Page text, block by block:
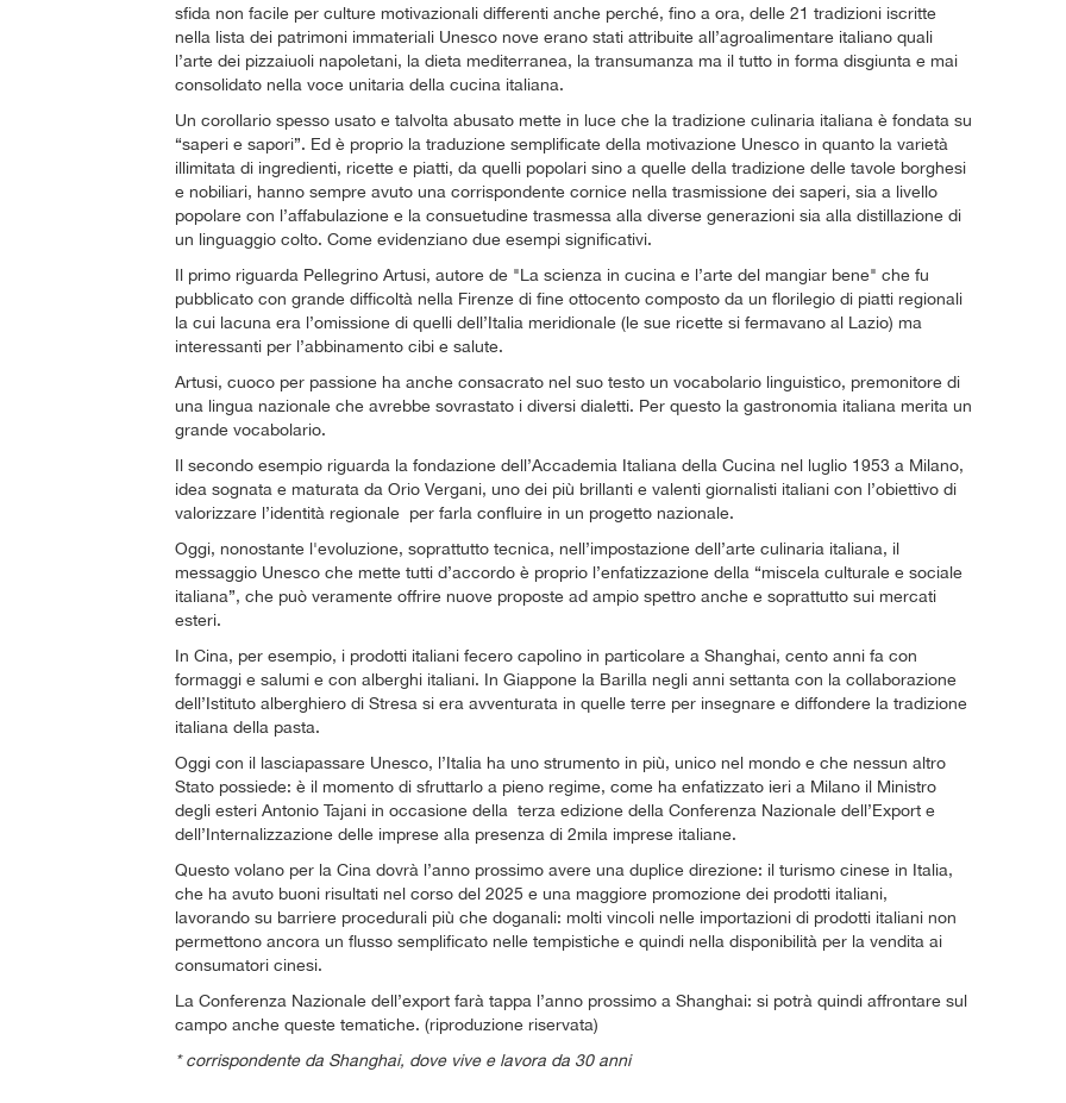
sfida non facile per culture motivazionali differenti anche perché, fino a ora, delle 21 tradizioni iscritte
nella lista dei patrimoni immateriali Unesco nove erano stati attribuite all’agroalimentare italiano quali
l’arte dei pizzaiuoli napoletani, la dieta mediterranea, la transumanza ma il tutto in forma disgiunta e mai
consolidato nella voce unitaria della cucina italiana.
Un corollario spesso usato e talvolta abusato mette in luce che la tradizione culinaria italiana è fondata su
“saperi e sapori”. Ed è proprio la traduzione semplificate della motivazione Unesco in quanto la varietà
illimitata di ingredienti, ricette e piatti, da quelli popolari sino a quelle della tradizione delle tavole borghesi
e nobiliari, hanno sempre avuto una corrispondente cornice nella trasmissione dei saperi, sia a livello
popolare con l’affabulazione e la consuetudine trasmessa alla diverse generazioni sia alla distillazione di
un linguaggio colto. Come evidenziano due esempi significativi.
Il primo riguarda Pellegrino Artusi, autore de "La scienza in cucina e l’arte del mangiar bene" che fu
pubblicato con grande difficoltà nella Firenze di fine ottocento composto da un florilegio di piatti regionali
la cui lacuna era l’omissione di quelli dell’Italia meridionale (le sue ricette si fermavano al Lazio) ma
interessanti per l’abbinamento cibi e salute.
Artusi, cuoco per passione ha anche consacrato nel suo testo un vocabolario linguistico, premonitore di
una lingua nazionale che avrebbe sovrastato i diversi dialetti. Per questo la gastronomia italiana merita un
grande vocabolario.
Il secondo esempio riguarda la fondazione dell’Accademia Italiana della Cucina nel luglio 1953 a Milano,
idea sognata e maturata da Orio Vergani, uno dei più brillanti e valenti giornalisti italiani con l’obiettivo di
valorizzare l’identità regionale per farla confluire in un progetto nazionale.
Oggi, nonostante l'evoluzione, soprattutto tecnica, nell’impostazione dell’arte culinaria italiana, il
messaggio Unesco che mette tutti d’accordo è proprio l’enfatizzazione della “miscela culturale e sociale
italiana”, che può veramente offrire nuove proposte ad ampio spettro anche e soprattutto sui mercati
esteri.
In Cina, per esempio, i prodotti italiani fecero capolino in particolare a Shanghai, cento anni fa con
formaggi e salumi e con alberghi italiani. In Giappone la Barilla negli anni settanta con la collaborazione
dell’Istituto alberghiero di Stresa si era avventurata in quelle terre per insegnare e diffondere la tradizione
italiana della pasta.
Oggi con il lasciapassare Unesco, l’Italia ha uno strumento in più, unico nel mondo e che nessun altro
Stato possiede: è il momento di sfruttarlo a pieno regime, come ha enfatizzato ieri a Milano il Ministro
degli esteri Antonio Tajani in occasione della terza edizione della Conferenza Nazionale dell’Export e
dell’Internalizzazione delle imprese alla presenza di 2mila imprese italiane.
Questo volano per la Cina dovrà l’anno prossimo avere una duplice direzione: il turismo cinese in Italia,
che ha avuto buoni risultati nel corso del 2025 e una maggiore promozione dei prodotti italiani,
lavorando su barriere procedurali più che doganali: molti vincoli nelle importazioni di prodotti italiani non
permettono ancora un flusso semplificato nelle tempistiche e quindi nella disponibilità per la vendita ai
consumatori cinesi.
La Conferenza Nazionale dell’export farà tappa l’anno prossimo a Shanghai: si potrà quindi affrontare sul
campo anche queste tematiche. (riproduzione riservata)
* corrispondente da Shanghai, dove vive e lavora da 30 anni